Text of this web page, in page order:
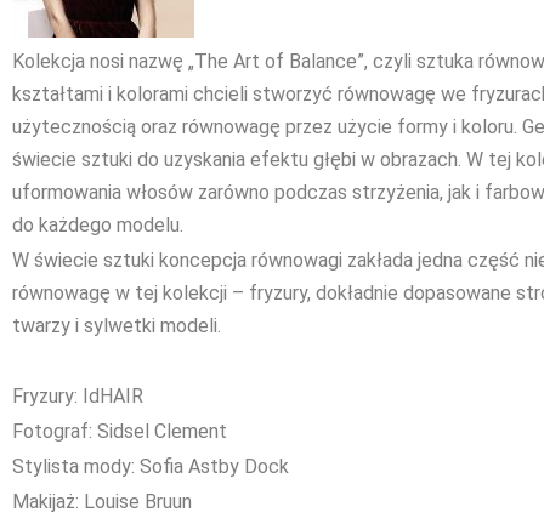
Kolekcja nosi nazwę „The Art of Balance”, czyli sztuka
kształtami i kolorami chcieli stworzyć równowagę we
użytecznością oraz równowagę przez użycie formy i koloru.
świecie sztuki do uzyskania efektu głębi w obrazach. W tej
uformowania włosów zarówno podczas strzyżenia, jak i
do każdego modelu.
W świecie sztuki koncepcja równowagi zakłada jedna część
równowagę w tej kolekcji – fryzury, dokładnie dopasowane
twarzy i sylwetki modeli.
Fryzury: IdHAIR
Fotograf: Sidsel Clement
Stylista mody: Sofia Astby Dock
Makijaż: Louise Bruun